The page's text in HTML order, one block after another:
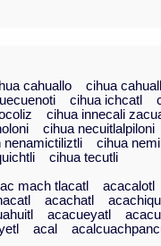
cahuallo cihua
cihua ichcatl
cihua innecali
cihua necuitlalpiloni
nenamictiliztli
cihua
cihua tecutli
ac mach tlacatl acacalotl
acachatl
acacueyatl
acal